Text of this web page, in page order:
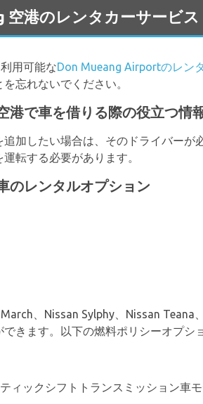
空港のレンタカーサービス
用可能なDon Mueang Airportのレン
忘れないでください。
港で車を借りる際の役立つ情
加したい場合は、そのドライバーが
転する必要があります。
のレンタルオプション
、Nissan Sylphy、Nissan
きます。以下の燃料ポリシーオプシ
ィックシフトトランスミッション車